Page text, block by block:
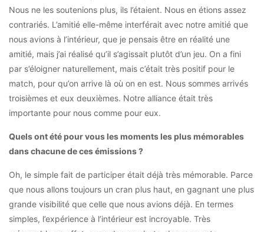
Nous ne les soutenions plus, ils l’étaient. Nous en étions assez
contrariés. L’amitié elle-même interférait avec notre amitié que
nous avions à l’intérieur, que je pensais être en réalité une
amitié, mais j’ai réalisé qu’il s’agissait plutôt d’un jeu. On a fini
par s’éloigner naturellement, mais c’était très positif pour le
match, pour qu’on arrive là où on en est. Nous sommes arrivés
troisièmes et eux deuxièmes. Notre alliance était très
importante pour nous comme pour eux.
Quels ont été pour vous les moments les plus mémorables
dans chacune de ces émissions ?
Oh, le simple fait de participer était déjà très mémorable. Parce
que nous allons toujours un cran plus haut, en gagnant une plus
grande visibilité que celle que nous avions déjà. En termes
simples, l’expérience à l’intérieur est incroyable. Très